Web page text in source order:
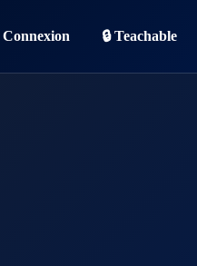
Connexion 🔒 Teachable